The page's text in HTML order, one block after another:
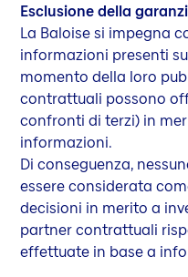
Esclusione della
La Baloise si impegna
informazioni presenti
momento della loro
contrattuali possono
confronti di terzi) in
informazioni.
Di conseguenza,
essere considerata
decisioni in merito a
partner contrattuali
effettuate in base a